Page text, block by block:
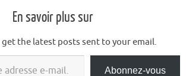
En savoir plus sur
the latest posts sent to your email.
Abonnez-vous